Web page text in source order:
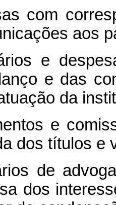
com
aos
e
e das
da
e
dos títulos e
de
dos